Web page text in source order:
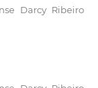
Darcy Ribeiro